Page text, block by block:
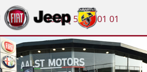
+32(0) 53 21 01 01